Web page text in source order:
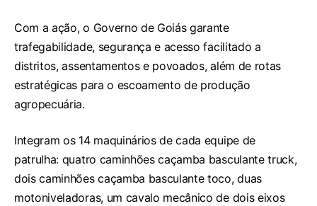
Com a ação, o Governo de Goiás garante
trafegabilidade, segurança e acesso facilitado a
distritos, assentamentos e povoados, além de rotas
estratégicas para o escoamento de produção
agropecuária.
Integram os 14 maquinários de cada equipe de
patrulha: quatro caminhões caçamba basculante truck,
dois caminhões caçamba basculante toco, duas
motoniveladoras, um cavalo mecânico de dois eixos